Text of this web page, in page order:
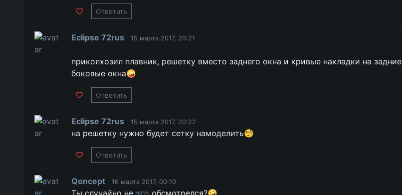
Ответить
Eclipse 72rus 15 марта 2017, 20:21
приколхозил плавник, решетку вместо заднего окна и кривые накладки на задние
боковые окна🤪
Ответить
Eclipse 72rus 15 марта 2017, 20:22
на решетку нужно будет сетку намоделить🧐
Ответить
Qoncept 16 марта 2017, 00:10
Ты случайно не это обсмотрелся?🤪